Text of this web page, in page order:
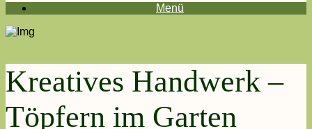
Menü
Kreatives Handwerk –
Töpfern im Garten